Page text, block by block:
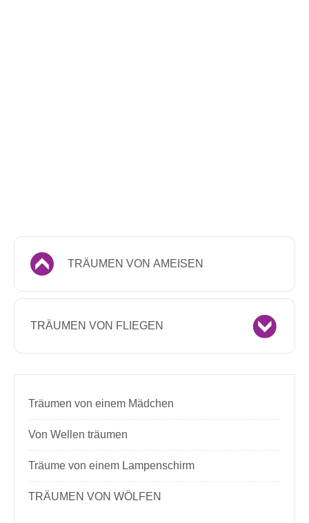
TRÄUMEN VON AMEISEN
TRÄUMEN VON FLIEGEN
Träumen von einem Mädchen
Von Wellen träumen
Träume von einem Lampenschirm
TRÄUMEN VON WÖLFEN